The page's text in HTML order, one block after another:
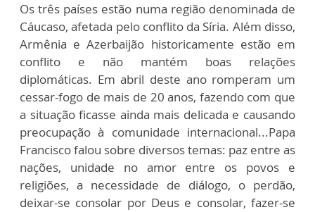
Os três países estão numa região denominada de
Cáucaso, afetada pelo conflito da Síria. Além disso,
Armênia e Azerbaijão historicamente estão em
conflito e não mantém boas relações
diplomáticas. Em abril deste ano romperam um
cessar-fogo de mais de 20 anos, fazendo com que
a situação ficasse ainda mais delicada e causando
preocupação à comunidade internacional...Papa
Francisco falou sobre diversos temas: paz entre as
nações, unidade no amor entre os povos e
religiões, a necessidade de diálogo, o perdão,
deixar-se consolar por Deus e consolar, fazer-se